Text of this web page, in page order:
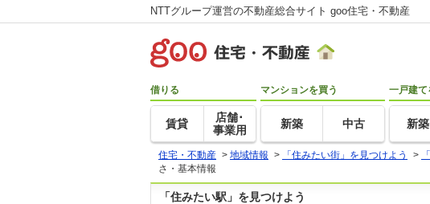
NTTグループ運営の不動産総合サイト goo住宅・不動産
借りる
賃貸
店舗･
事業用
マンションを買う
新築 中古
一戸建て
新築
住宅・不動産 > 地域情報 > 「住みたい街」を見つけよう >
さ・基本情報
「住みたい駅」を見つけよう